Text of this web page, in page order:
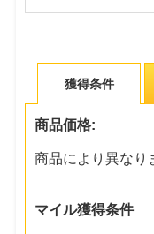
獲得条件
商品価格:
商品により異なり
マイル獲得条件